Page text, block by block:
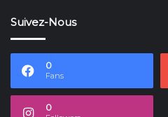
Suivez-Nous
0
Fans
0